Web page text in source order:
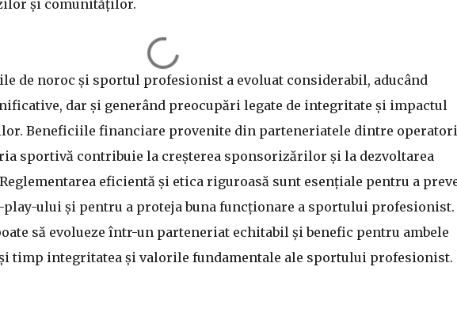
și comunităților.
de noroc și sportul profesionist a evoluat considerabil, aducând
dar și generând preocupări legate de integritate și impactul
Beneficiile financiare provenite din parteneriatele dintre
sportivă contribuie la creșterea sponsorizărilor și la dezvoltarea
eficientă și etica riguroasă sunt esențiale pentru a
ului și pentru a proteja buna funcționare a sportului profesionist.
să evolueze într-un parteneriat echitabil și benefic pentru ambele
timp integritatea și valorile fundamentale ale sportului profesionist.